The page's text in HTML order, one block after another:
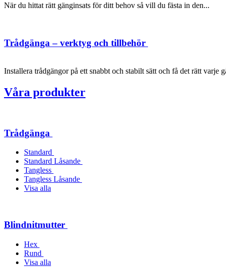
När du hittat rätt gänginsats för ditt behov så vill du fästa in den...
Trådgänga – verktyg och tillbehör
Installera trådgängor på ett snabbt och stabilt sätt och få det rätt varje
Våra produkter
Trådgänga
Standard
Standard Låsande
Tangless
Tangless Låsande
Visa alla
Blindnitmutter
Hex
Rund
Visa alla